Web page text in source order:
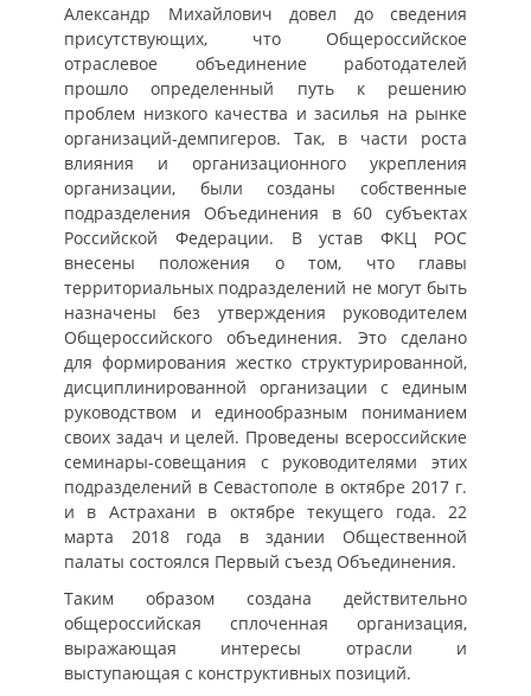
Александр Михайлович довел до сведения
присутствующих, что Общероссийское
отраслевое объединение работодателей
прошло определенный путь к решению
проблем низкого качества и засилья на рынке
организаций-демпигеров. Так, в части роста
влияния и организационного укрепления
организации, были созданы собственные
подразделения Объединения в 60 субъектах
Российской Федерации. В устав ФКЦ РОС
внесены положения о том, что главы
территориальных подразделений не могут быть
назначены без утверждения руководителем
Общероссийского объединения. Это сделано
для формирования жестко структурированной,
дисциплинированной организации с единым
руководством и единообразным пониманием
своих задач и целей. Проведены всероссийские
семинары-совещания с руководителями этих
подразделений в Севастополе в октябре 2017 г.
и в Астрахани в октябре текущего года. 22
марта 2018 года в здании Общественной
палаты состоялся Первый съезд Объединения.
Таким образом создана действительно
общероссийская сплоченная организация,
выражающая интересы отрасли и
выступающая с конструктивных позиций.